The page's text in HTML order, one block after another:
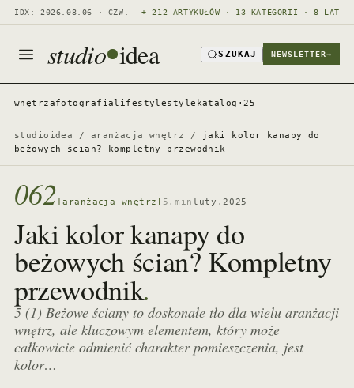
IDX: 2026.08.06 · CZW. + 212 ARTYKUŁÓW · 13 KATEGORII · 8 LAT
studio idea SZUKAJ NEWSLETTER→
wnętrzafotografialifestylestyle katalog·25
studioidea / aranżacja wnętrz / jaki kolor kanapy do
beżowych ścian? kompletny przewodnik
062 [aranżacja wnętrz] 5.min luty.2025
Jaki kolor kanapy do
beżowych ścian? Kompletny
przewodnik.
5 (1) Beżowe ściany to doskonałe tło dla wielu aranżacji
wnętrz, ale kluczowym elementem, który może
całkowicie odmienić charakter pomieszczenia, jest
kolor…